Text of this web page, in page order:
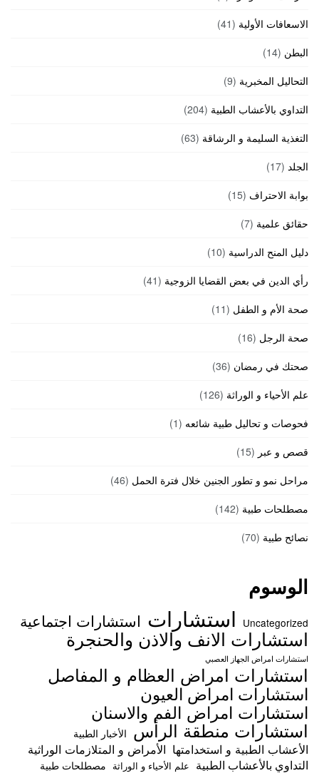
الاسعافات الأولية (41)
البطن (14)
التحاليل المخبرية (9)
التداوي بالأعشاب الطبية (204)
التغذية السليمة و الرشاقة (63)
الجلد (17)
بوابة الاحتراف (15)
حقائق علمية (7)
دليل المنح الدراسية (10)
رأي الدين في بعض القضايا الزوجية (41)
صحة الأم و الطفل (11)
صحة الرجل (16)
صحتك في رمضان (36)
علم الأحياء و الوراثة (126)
فحوصات و تحاليل طبية شائعه (1)
قصص و عبر (15)
مراحل نمو و تطور الجنين خلال فترة الحمل (46)
مصطلحات طبية (142)
نصائح طبية (70)
الوسوم
Uncategorized استشارات استشارات اجتماعية
استشارات الانف والاذن والحنجرة
استشارات امراض الجهاز العصبي
استشارات امراض العظام و المفاصل
استشارات امراض العيون
استشارات امراض الفم والاسنان
استشارات منطقة الرأس الأخبار الطبية
الأعشاب الطبية و استخدامتها الأمراض و المتلازمات الوراثية
التداوي بالأعشاب الطبية علم الأحياء و الوراثة مصطلحات طبية